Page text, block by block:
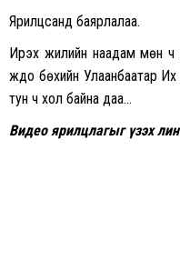
Ярилцсанд баярлалаа.
Ирэх жилийн наадам мөн ч
жүдо бөхийн Улаанбаатар
тун ч хол байна даа…
Видео ярилцлагыг үзэх